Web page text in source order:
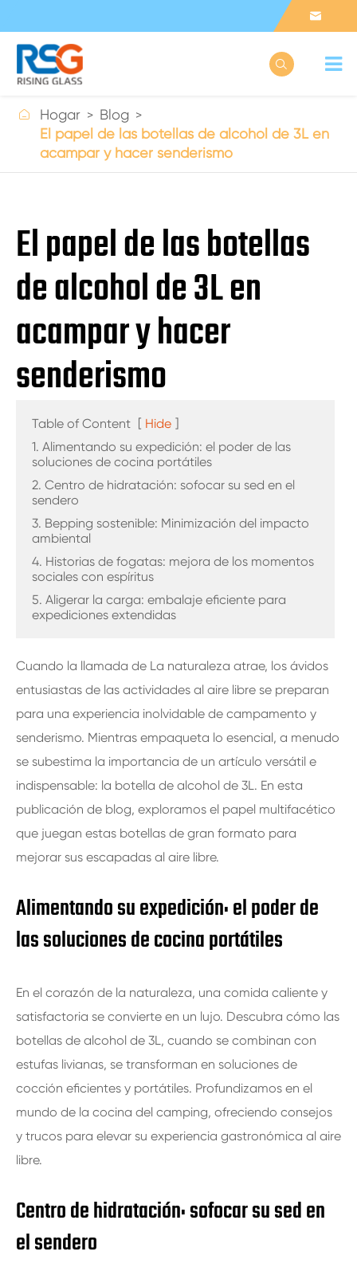


 Hogar
Blog
El papel de las botellas de alcohol de 3L en
acampar y hacer senderismo
El papel de las botellas
de alcohol de 3L en
acampar y hacer
senderismo
Table of Content [ Hide ]
1. Alimentando su expedición: el poder de las
soluciones de cocina portátiles
2. Centro de hidratación: sofocar su sed en el
sendero
3. Bepping sostenible: Minimización del impacto
ambiental
4. Historias de fogatas: mejora de los momentos
sociales con espíritus
5. Aligerar la carga: embalaje eficiente para
expediciones extendidas
Cuando la llamada de La naturaleza atrae, los ávidos
entusiastas de las actividades al aire libre se preparan
para una experiencia inolvidable de campamento y
senderismo. Mientras empaqueta lo esencial, a menudo
se subestima la importancia de un artículo versátil e
indispensable: la botella de alcohol de 3L. En esta
publicación de blog, exploramos el papel multifacético
que juegan estas botellas de gran formato para
mejorar sus escapadas al aire libre.
Alimentando su expedición: el poder de
las soluciones de cocina portátiles
En el corazón de la naturaleza, una comida caliente y
satisfactoria se convierte en un lujo. Descubra cómo las
botellas de alcohol de 3L, cuando se combinan con
estufas livianas, se transforman en soluciones de
cocción eficientes y portátiles. Profundizamos en el
mundo de la cocina del camping, ofreciendo consejos
y trucos para elevar su experiencia gastronómica al aire
libre.
Centro de hidratación: sofocar su sed en
el sendero